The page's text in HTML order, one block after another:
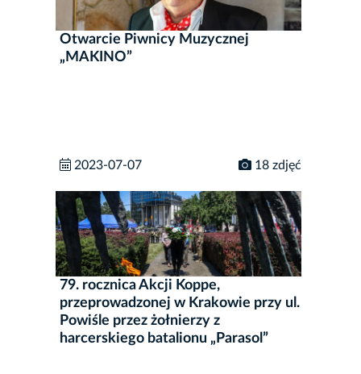
Otwarcie Piwnicy Muzycznej
„MAKINO”
2023-07-07 18 zdjęć
79. rocznica Akcji Koppe,
przeprowadzonej w Krakowie przy ul.
Powiśle przez żołnierzy z
harcerskiego batalionu „Parasol”